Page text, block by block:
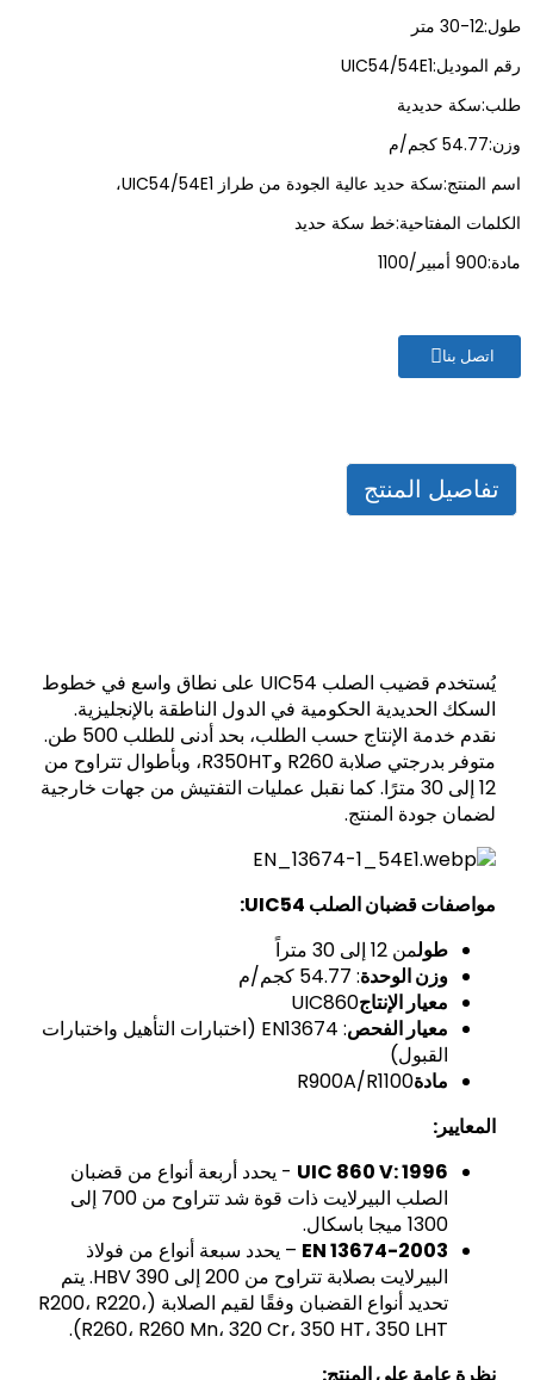
طول:12-30 متر
رقم الموديل:UIC54/54E1
طلب:سكة حديدية
وزن:54.77 كجم/م
اسم المنتج:سكة حديد عالية الجودة من طراز UIC54/54E1،
الكلمات المفتاحية:خط سكة حديد
مادة:900 أمبير/1100
اتصل بنا
تفاصيل المنتج
يُستخدم قضيب الصلب UIC54 على نطاق واسع في خطوط
السكك الحديدية الحكومية في الدول الناطقة بالإنجليزية.
نقدم خدمة الإنتاج حسب الطلب، بحد أدنى للطلب 500 طن.
متوفر بدرجتي صلابة R260 وR350HT، وبأطوال تتراوح من
12 إلى 30 مترًا. كما نقبل عمليات التفتيش من جهات خارجية
لضمان جودة المنتج.
مواصفات قضبان الصلب UIC54:
طولمن 12 إلى 30 متراً
وزن الوحدة: 54.77 كجم/م
معيار الإنتاجUIC860
معيار الفحص
: EN13674 (اختبارات التأهيل واختبارات
القبول)
مادةR900A/R1100
المعايير:
UIC 860 V: 1996 - يحدد أربعة أنواع من قضبان
الصلب البيرلايت ذات قوة شد تتراوح من 700 إلى
1300 ميجا باسكال.
EN 13674-2003 – يحدد سبعة أنواع من فولاذ
البيرلايت بصلابة تتراوح من 200 إلى 390 HBV. يتم
تحديد أنواع القضبان وفقًا لقيم الصلابة (R200، R220،
R260، R260 Mn، 320 Cr، 350 HT، 350 LHT).